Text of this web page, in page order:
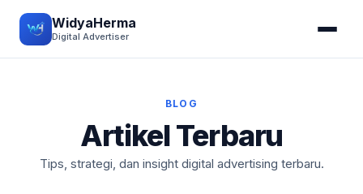
WidyaHerma
Digital Advertiser
BLOG
Artikel Terbaru
Tips, strategi, dan insight digital advertising terbaru.